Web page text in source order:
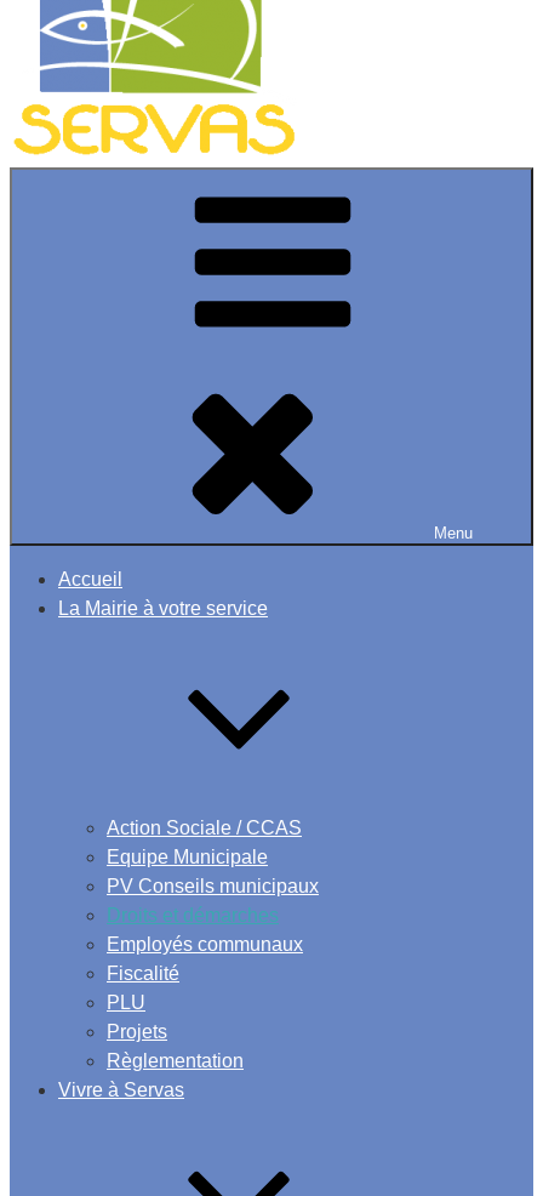
Menu
Accueil
La Mairie à votre service
Action Sociale / CCAS
Equipe Municipale
PV Conseils municipaux
Droits et démarches
Employés communaux
Fiscalité
PLU
Projets
Règlementation
Vivre à Servas